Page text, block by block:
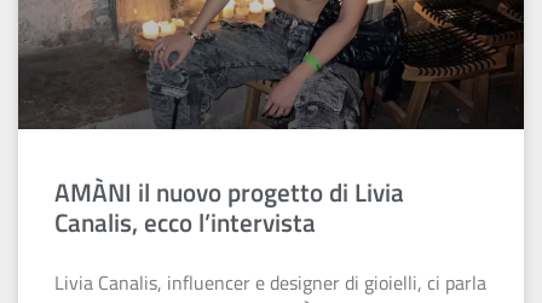
AMÀNI il nuovo progetto di Livia
Canalis, ecco l’intervista
Livia Canalis, influencer e designer di gioielli, ci parla